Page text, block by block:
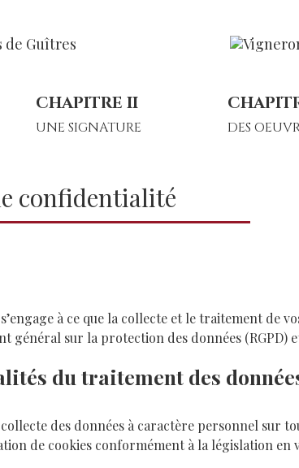
CHAPITRE II
UNE SIGNATURE DES
confidentialité
s’engage à ce que la collecte et le traitement de
général sur la protection des données (RGPD)
du traitement des
collecte des données à caractère personnel sur
de cookies conformément à la législation en